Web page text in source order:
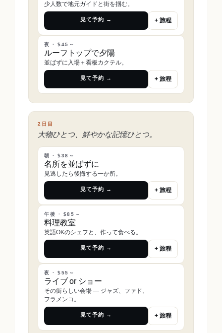
少人数で地元ガイドと街を掴む。
見て予約 → + 旅程
夜 · $45～
ルーフトップで夕陽
並ばずに入場＋看板カクテル。
見て予約 → + 旅程
2日目
大物ひとつ、鮮やかな記憶ひとつ。
朝 · $38～
名所を並ばずに
見逃したら後悔する一か所。
見て予約 → + 旅程
午後 · $85～
料理教室
英語OKのシェフと、作って食べる。
見て予約 → + 旅程
夜 · $55～
ライブ or ショー
その街らしい会場 ― ジャズ、ファド、
フラメンコ。
見て予約 → + 旅程